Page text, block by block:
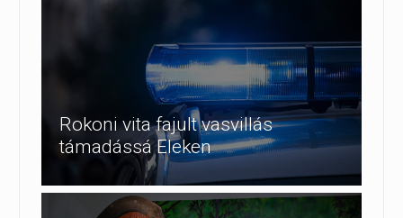
Rokoni vita fajult vasvillás
támadássá Eleken